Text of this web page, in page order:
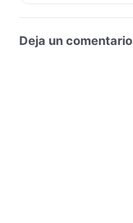
Deja un comentario